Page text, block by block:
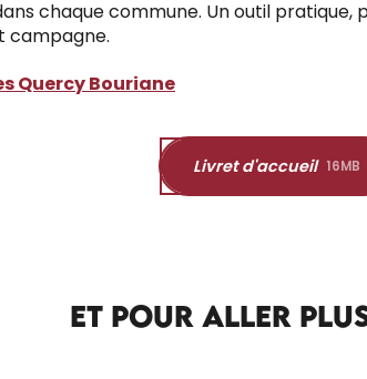
chaque commune. Un outil
campagne.
Quercy Bouriane
Livret d'accueil 16MB
ET POUR ALLER